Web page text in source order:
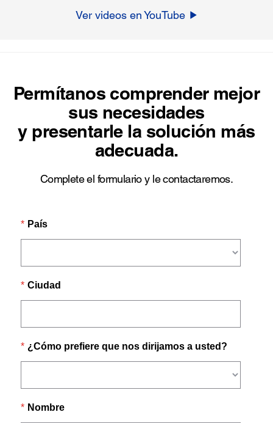
Ver videos en YouTube
Permítanos comprender mejor
sus necesidades
y presentarle la solución más
adecuada.
Complete el formulario y le contactaremos.